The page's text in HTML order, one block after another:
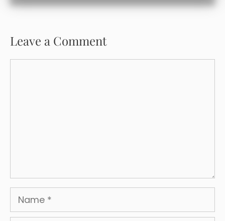
Leave a Comment
Name